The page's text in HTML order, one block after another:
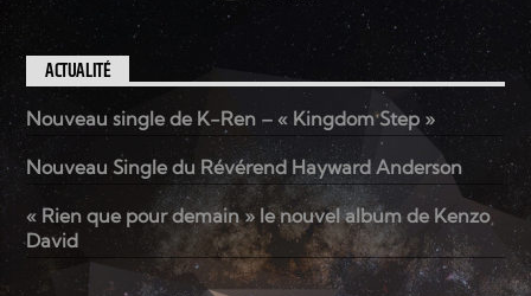
ACTUALITÉ
Nouveau single de K-Ren – « Kingdom Step »
Nouveau Single du Révérend Hayward Anderson
« Rien que pour demain » le nouvel album de Kenzo
David